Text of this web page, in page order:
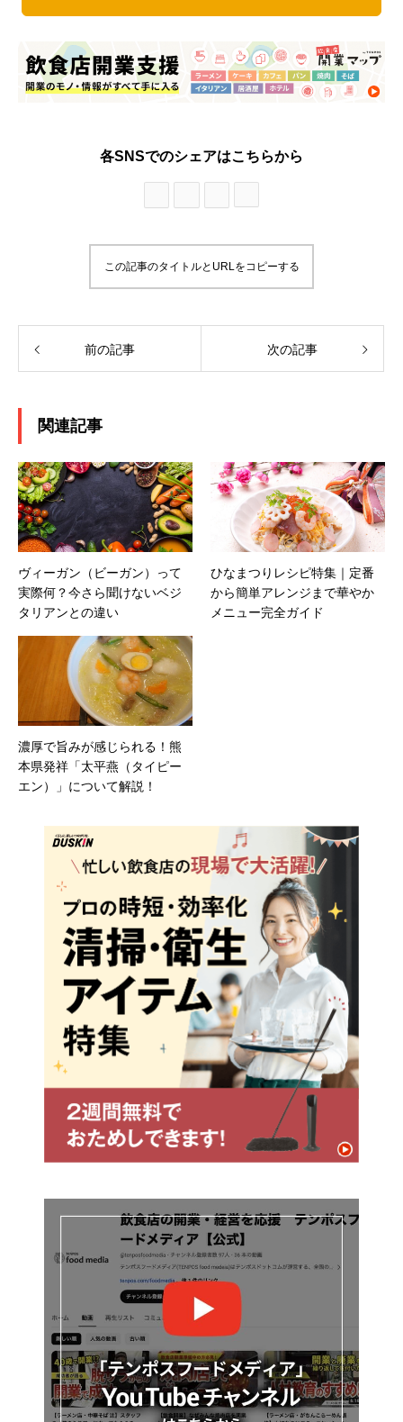
各SNSでのシェアはこちらから
この記事のタイトルとURLをコピーする
前の記事 次の記事
関連記事
ヴィーガン（ビーガン）って
実際何？今さら聞けないベジ
タリアンとの違い
ひなまつりレシピ特集｜定番
から簡単アレンジまで華やか
メニュー完全ガイド
濃厚で旨みが感じられる！熊
本県発祥「太平燕（タイピー
エン）」について解説！